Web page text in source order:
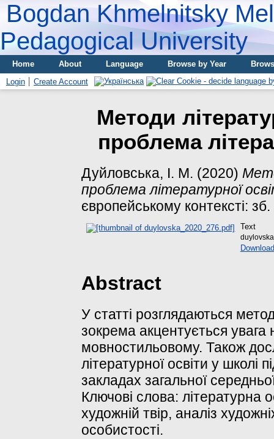
Bogdan Khmelnitsky
Pedagogical University
Home About Language Browse by Year
Login
Create Account
Методи
проблема
Дуйловська, І. М. (2020)
проблема літературної
європейському контексті:
Text
Abstract
У статті розглядаються
зокрема акцентується увага
мовностильовому. Також
літературної освіти у школі
закладах загальної
Ключові слова: літературна
художній твір, аналіз
особистості.